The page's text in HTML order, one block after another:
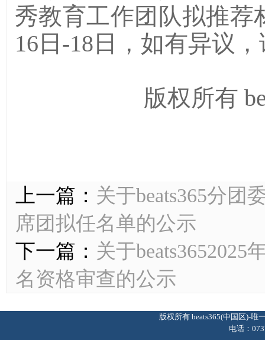
秀教育工作团队拟推荐
16 日-18 日，如有异议
版权所有
上一篇： 关于beats365分团
席团拟任名单的公示
下一篇： 关于
名资格审查的公示
版权所有 beats365(中国区)-
电话：